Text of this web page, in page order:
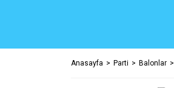
Anasayfa Parti Balonlar